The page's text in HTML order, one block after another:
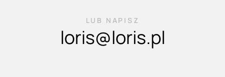
LUB NAPISZ
loris@loris.pl